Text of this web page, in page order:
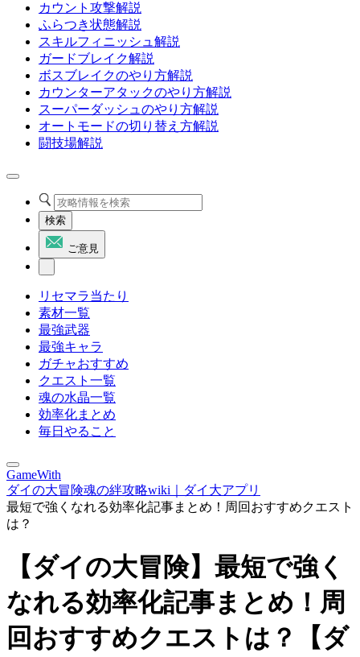
カウント攻撃解説
ふらつき状態解説
スキルフィニッシュ解説
ガードブレイク解説
ボスブレイクのやり方解説
カウンターアタックのやり方解説
スーパーダッシュのやり方解説
オートモードの切り替え方解説
闘技場解説
検索
ご意見
リセマラ当たり
素材一覧
最強武器
最強キャラ
ガチャおすすめ
クエスト一覧
魂の水晶一覧
効率化まとめ
毎日やること
GameWith
ダイの大冒険魂の絆攻略wiki｜ダイ大アプリ
最短で強くなれる効率化記事まとめ！周回おすすめクエスト
は？
【ダイの大冒険】最短で強く
なれる効率化記事まとめ！周
回おすすめクエストは？【ダ